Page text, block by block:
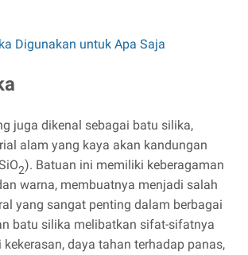
Digunakan untuk Apa Saja
juga dikenal sebagai batu silika,
alam yang kaya akan kandungan
2). Batuan ini memiliki keberagaman
warna, membuatnya menjadi salah
yang sangat penting dalam berbagai
batu silika melibatkan sifat-sifatnya
kekerasan, daya tahan terhadap panas,